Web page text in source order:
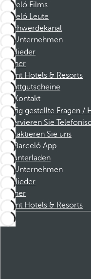
Barceló Films
Barceló Leute
Beschwerdekanal
Unternehmen
Mitglieder
Partner
Dorint Hotels & Resorts
Rabattgutscheine
Kontakt
Häufig gestellte Fragen /
Reservieren Sie
Kontaktieren Sie uns
Barceló App
Herunterladen
Unternehmen
Mitglieder
Partner
Dorint Hotels & Resorts